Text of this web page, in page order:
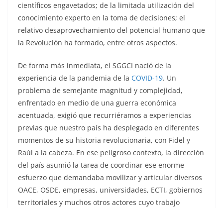
científicos engavetados; de la limitada utilización del
conocimiento experto en la toma de decisiones; el
relativo desaprovechamiento del potencial humano que
la Revolución ha formado, entre otros aspectos.
De forma más inmediata, el SGGCI nació de la
experiencia de la pandemia de la COVID-19. Un
problema de semejante magnitud y complejidad,
enfrentado en medio de una guerra económica
acentuada, exigió que recurriéramos a experiencias
previas que nuestro país ha desplegado en diferentes
momentos de su historia revolucionaria, con Fidel y
Raúl a la cabeza. En ese peligroso contexto, la dirección
del país asumió la tarea de coordinar ese enorme
esfuerzo que demandaba movilizar y articular diversos
OACE, OSDE, empresas, universidades, ECTI, gobiernos
territoriales y muchos otros actores cuyo trabajo